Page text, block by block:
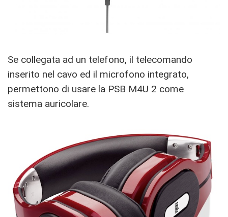
Se collegata ad un telefono, il telecomando
inserito nel cavo ed il microfono integrato,
permettono di usare la PSB M4U 2 come
sistema auricolare.